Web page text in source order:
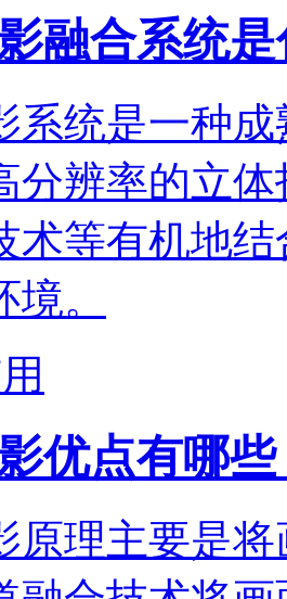
融合系统
系统是一种
分辨率的立
术等有机地
。
优点有哪些
原理主要是